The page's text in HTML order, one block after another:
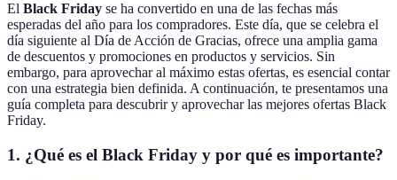
El Black Friday se ha convertido en una de las fechas más
esperadas del año para los compradores. Este día, que se celebra el
día siguiente al Día de Acción de Gracias, ofrece una amplia gama
de descuentos y promociones en productos y servicios. Sin
embargo, para aprovechar al máximo estas ofertas, es esencial contar
con una estrategia bien definida. A continuación, te presentamos una
guía completa para descubrir y aprovechar las mejores ofertas Black
Friday.
1. ¿Qué es el Black Friday y por qué es importante?